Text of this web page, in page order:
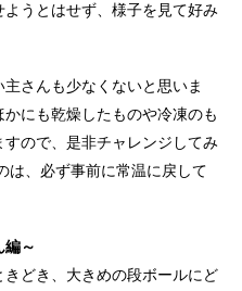
うとはせず、様子を見て好み
さんも少なくないと思いま
にも乾燥したものや冷凍のも
ので、是非チャレンジしてみ
は、必ず事前に常温に戻して
編～
どき、大きめの段ボールにど